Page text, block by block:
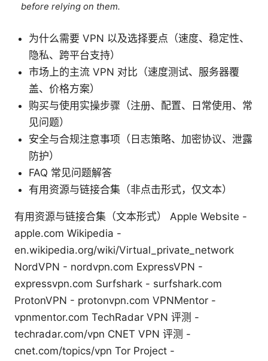
before relying on them.
为什么需要 VPN 以及选择要点（速度、稳定性、
隐私、跨平台支持）
市场上的主流 VPN 对比（速度测试、服务器覆
盖、价格方案）
购买与使用实操步骤（注册、配置、日常使用、常
见问题）
安全与合规注意事项（日志策略、加密协议、泄露
防护）
FAQ 常见问题解答
有用资源与链接合集（非点击形式，仅文本）
有用资源与链接合集（文本形式） Apple Website -
apple.com Wikipedia -
en.wikipedia.org/wiki/Virtual_private_network
NordVPN - nordvpn.com ExpressVPN -
expressvpn.com Surfshark - surfshark.com
ProtonVPN - protonvpn.com VPNMentor -
vpnmentor.com TechRadar VPN 评测 -
techradar.com/vpn CNET VPN 评测 -
cnet.com/topics/vpn Tor Project -